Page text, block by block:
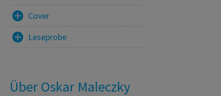
Cover
Leseprobe
Über Oskar Maleczky